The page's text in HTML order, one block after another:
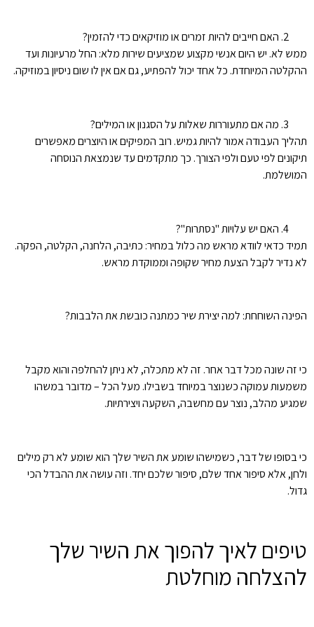
האם חייבים להיות זמרים או מוזיקאים כדי להזמין?
ממש לא. יש היום אנשי מקצוע שמציעים שירות מלא: החל מרעיונות ועד
ההקלטה המיוחדת. כל אחד יכול להפתיע, גם אם אין לו שום ניסיון במוזיקה.
מה אם מתעוררות שאלות על הסגנון או המילים?
תהליך העבודה אמור להיות גמיש. רוב המפיקים או היוצרים מאפשרים
תיקונים לפי טעם ולפי הצורך. כך מתקדמים עד שנמצאת הנוסחה
המושלמת.
האם יש עלויות "נסתרות"?
תמיד כדאי לוודא מראש מה כלול במחיר: כתיבה, הלחנה, הקלטה, הפקה.
לא נדיר לקבל הצעת מחיר שקופה וממוקדת מראש.
הפינה השוחחת: למה יצירת שיר כמתנה כובשת את הלבבות?
כי זה שונה מכל דבר אחר. זה לא מתכלה, לא ניתן להחלפה והוא מקבל
משמעות עמוקה כשנוצר במיוחד בשבילו. מעל הכל – מדובר במשהו
שמגיע מהלב, נוצר עם מחשבה, השקעה ויצירתיות.
כי בסופו של דבר, כשמישהו שומע את השיר שלך הוא שומע לא רק מילים
ולחן, אלא סיפור אחד שלם, סיפור שלכם יחד. וזה עושה את ההבדל הכי
גדול.
טיפים לאיך להפוך את השיר שלך
להצלחה מוחלטת